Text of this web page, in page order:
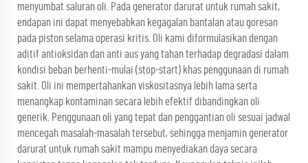
menyumbat saluran oli. Pada generator darurat untuk rumah sakit,
endapan ini dapat menyebabkan kegagalan bantalan atau goresan
pada piston selama operasi kritis. Oli kami diformulasikan dengan
aditif antioksidan dan anti aus yang tahan terhadap degradasi dalam
kondisi beban berhenti-mulai (stop-start) khas penggunaan di rumah
sakit. Oli ini mempertahankan viskositasnya lebih lama serta
menangkap kontaminan secara lebih efektif dibandingkan oli
generik. Penggunaan oli yang tepat dan penggantian oli sesuai jadwal
mencegah masalah-masalah tersebut, sehingga menjamin generator
darurat untuk rumah sakit mampu menyediakan daya secara